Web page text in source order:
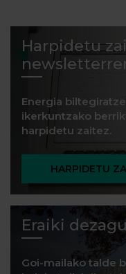
Harpidetu
Energia
ikerkuntzako
harpidetu zaitez.
HARPIDETU
Eraiki
Goi-mailako talde